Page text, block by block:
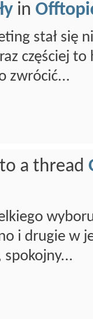
in
stał się
częściej
zwrócić...
a thread
i drugie w
spokojny...